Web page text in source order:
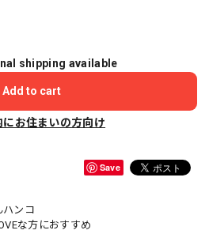
shipping available
Add to cart
にお住まいの方向け
Save
ハンコ
な方におすすめ